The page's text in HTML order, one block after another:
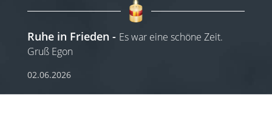
Ruhe in Frieden
Es war eine schöne Zeit.
Gruß Egon
02.06.2026